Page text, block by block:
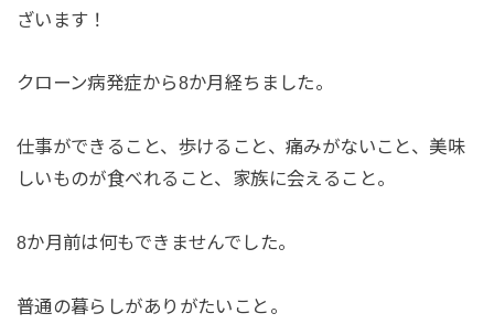
ざいます！
クローン病発症から8か月経ちました。
仕事ができること、歩けること、痛みがないこと、美味
しいものが食べれること、家族に会えること。
8か月前は何もできませんでした。
普通の暮らしがありがたいこと。